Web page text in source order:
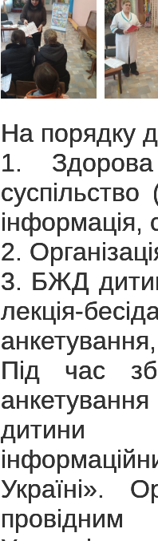
На порядку
1.
інформація,
2.
3. БЖД
лекція-
Під час
дитини
Україні».